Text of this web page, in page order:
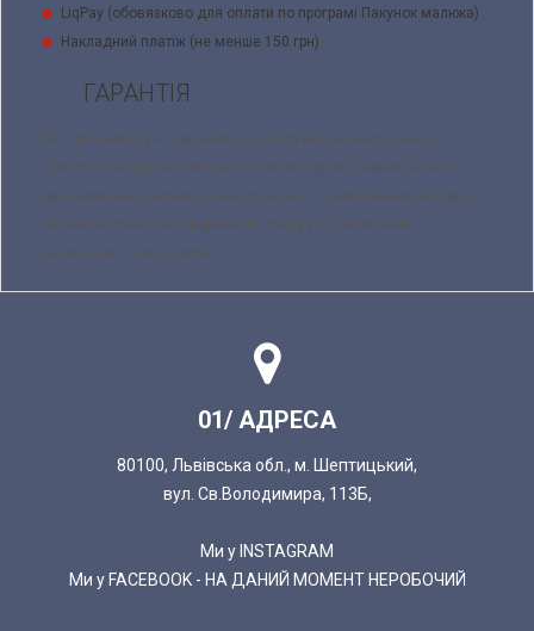
LiqPay (обовязково для оплати по програмі Пакунок малюка)
Накладний платіж (не менше 150 грн)
ГАРАНТІЯ
Ми прагнемо бути кращими, та слідкуємо за якістю нашої
продукції та цінуємо репутацію нашої торгової марки Ladan. У
разі виявленя дефектів, невідповідності замовлення чи браку,
ви маєте право на поверененя товару у встановленні
законодавством терміни.
01/ АДРЕСА
80100, Львівська обл., м. Шептицький,
вул. Св.Володимира, 113Б,
Ми у INSTAGRAM
Ми у FACEBOOK - НА ДАНИЙ МОМЕНТ НЕРОБОЧИЙ